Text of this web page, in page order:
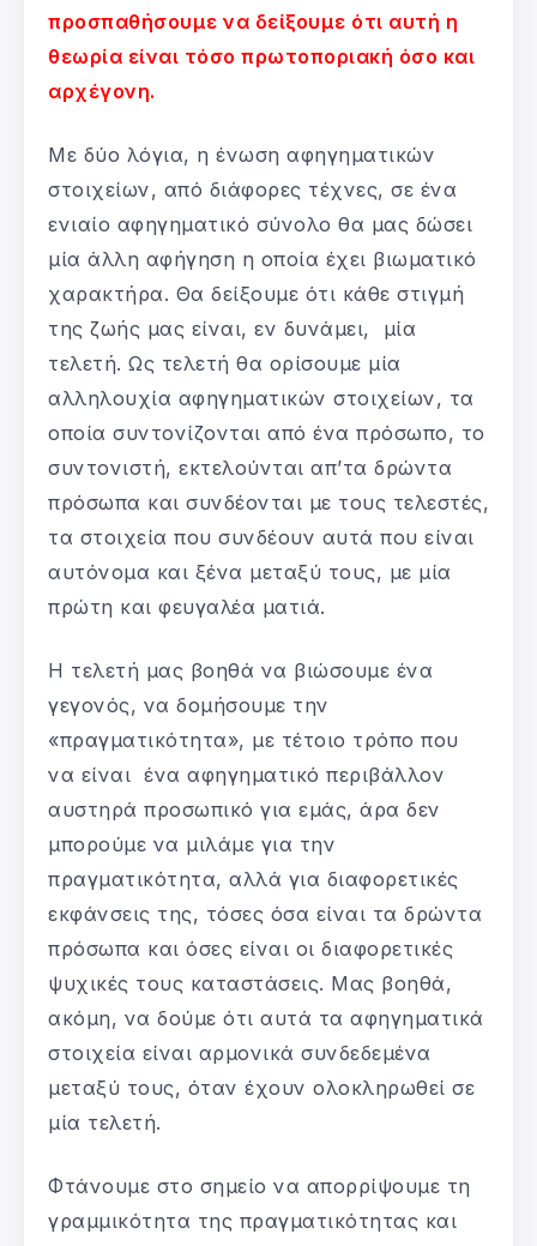
προσπαθήσουμε να δείξουμε ότι αυτή η
θεωρία είναι τόσο πρωτοποριακή όσο και
αρχέγονη.
Με δύο λόγια, η ένωση αφηγηματικών
στοιχείων, από διάφορες τέχνες, σε ένα
ενιαίο αφηγηματικό σύνολο θα μας δώσει
μία άλλη αφήγηση η οποία έχει βιωματικό
χαρακτήρα. Θα δείξουμε ότι κάθε στιγμή
της ζωής μας είναι, εν δυνάμει, μία
τελετή. Ως τελετή θα ορίσουμε μία
αλληλουχία αφηγηματικών στοιχείων, τα
οποία συντονίζονται από ένα πρόσωπο, το
συντονιστή, εκτελούνται απ’τα δρώντα
πρόσωπα και συνδέονται με τους τελεστές,
τα στοιχεία που συνδέουν αυτά που είναι
αυτόνομα και ξένα μεταξύ τους, με μία
πρώτη και φευγαλέα ματιά.
Η τελετή μας βοηθά να βιώσουμε ένα
γεγονός, να δομήσουμε την
«πραγματικότητα», με τέτοιο τρόπο που
να είναι ένα αφηγηματικό περιβάλλον
αυστηρά προσωπικό για εμάς, άρα δεν
μπορούμε να μιλάμε για την
πραγματικότητα, αλλά για διαφορετικές
εκφάνσεις της, τόσες όσα είναι τα δρώντα
πρόσωπα και όσες είναι οι διαφορετικές
ψυχικές τους καταστάσεις. Μας βοηθά,
ακόμη, να δούμε ότι αυτά τα αφηγηματικά
στοιχεία είναι αρμονικά συνδεδεμένα
μεταξύ τους, όταν έχουν ολοκληρωθεί σε
μία τελετή.
Φτάνουμε στο σημείο να απορρίψουμε τη
γραμμικότητα της πραγματικότητας και